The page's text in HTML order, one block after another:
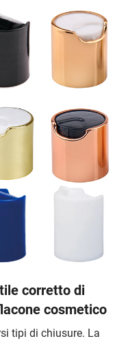
corretto di
cosmetico
tipi di chiusure. La